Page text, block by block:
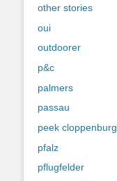
other stories
oui
outdoorer
p&c
palmers
passau
peek cloppenburg
pfalz
pflugfelder